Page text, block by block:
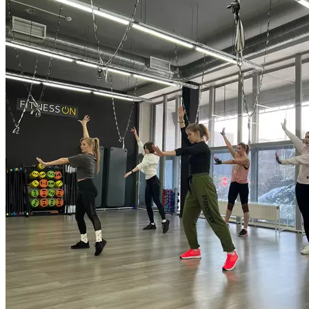
вести здоровый образ жизни, так и регулярные спортивные
тренировки под танцевальную музыку. Высокая энергия
ZUMBA тренировки, разнообразие латинских и мировых
ритмов, экзотических мелодий Болливуда и Африки, ритмы
хип-хопа, танго и белли-дэнс — всё это делает ZUMBA
эффективной интенсивной программой, сжигающей
в зависимости от индивидуальных особенностей
до 900 калорий за час. Zumba стала влиятельным движением
в современной фитнес-индустрии Вечеринка в стиле фитнес-
это и есть ZUMBA ® Долой все отговорки- пора
на тренировку! Даже новички оценят легкость запоминания
движений и завораживающую энергетику!
Продолжительность: 55 мин.